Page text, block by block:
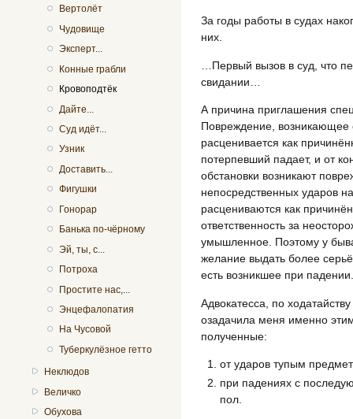
Вертолёт
Чудовище
Эксперт...
Конные грабли
Кровоподтёк
Дайте...
Суд идёт...
Узник
Доставить...
Фигушки
Гонорар
Банька по-чёрному
Эй, ты, с...
Потроха
Простите нас,...
Энцефалопатия
На Чусовой
Туберкулёзное гетто
Неклюдов
Величко
Обухова
За годы работы в судах
них.
…Первый вызов в суд, что
свидании…
А причина приглашения
Повреждение, возникающее
расценивается как
потерпевший падает, и от
обстановки возникают
непосредственных ударов
расцениваются как
ответственность за
умышленное. Поэтому у
желание выдать более
есть возникшее при падении.
Адвокатесса, по
озадачила меня именно
полученные:
от ударов тупым
при падениях с
пол.